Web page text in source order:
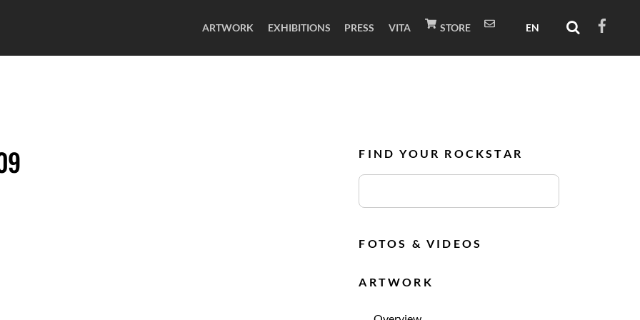
ARTWORK EXHIBITIONS PRESS VITA STORE
FIND YOUR ROCKSTAR
FOTOS & VIDEOS
ARTWORK